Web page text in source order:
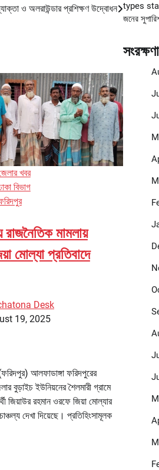
ও অলরাউন্ডার প্রশিক্ষণ উদ্বোধন
খবর
বিভাগ
রাজনৈতিক মামলায়
মোল্যা প্রতিবাদে
Desk
19, 2025
আলফাডাঙ্গা ফরিদপুরের
বুড়াইচ ইউনিয়নের শৈলমারী গ্রামে
জিয়াউর রহমান ওরফে জিয়া মোল্যার
দেখা দিয়েছে। প্রতিহিংসামূলক
types
জনের